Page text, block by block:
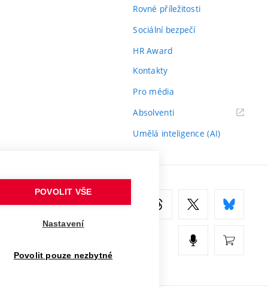
Rovné příležitosti
Sociální bezpečí
HR Award
Kontakty
Pro média
Absolventi(externí
Umělá inteligence (AI)
POVOLIT VŠE
Nastavení
Povolit pouze nezbytné